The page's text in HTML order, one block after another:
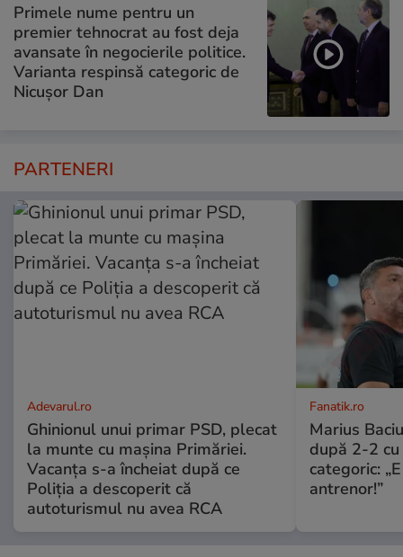
Primele nume pentru un
premier tehnocrat au fost deja
avansate în negocierile politice.
Varianta respinsă categoric de
Nicușor Dan
PARTENERI
Adevarul.ro
Ghinionul unui primar PSD, plecat
la munte cu mașina Primăriei.
Vacanța s-a încheiat după ce
Poliția a descoperit că
autoturismul nu avea RCA
Fanatik.ro
Marius
după 2-2 cu
categoric:
antrenor!”